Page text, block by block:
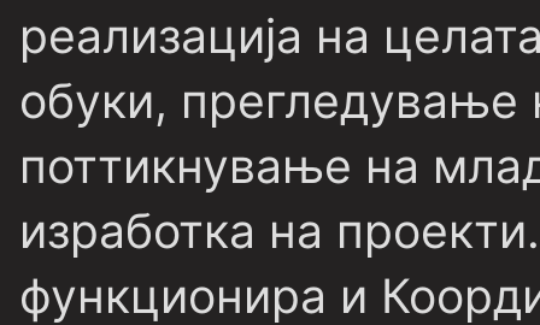
реализација на
обуки, прегледување
поттикнување на
изработка на
функционира и